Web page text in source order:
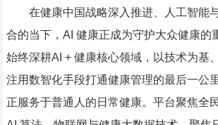
在健康中国战略深入推进、人工智能
合的当下，AI 健康正成为守护大众健康的
始终深耕AI + 健康核心领域，以技术为基
注用数智化手段打通健康管理的最后一公
正服务于普通人的日常健康。 平台聚焦全